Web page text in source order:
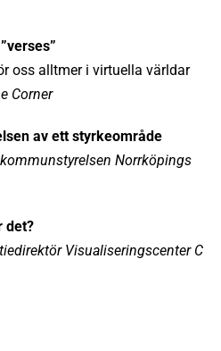
oss alltmer i virtuella världar
Corner
av ett styrkeområde
Norrköpings
det?
Visualiseringscenter C